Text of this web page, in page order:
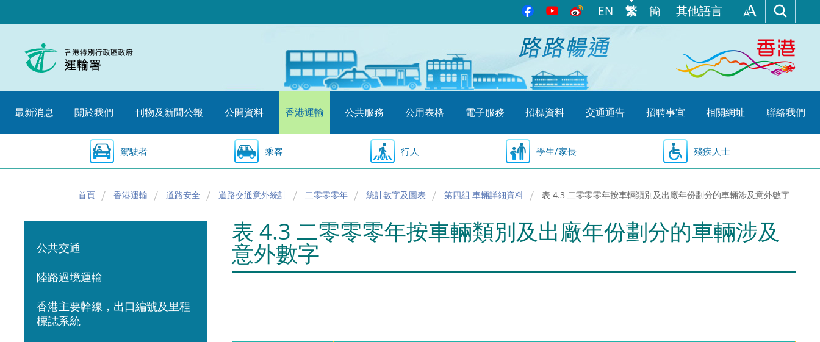
至
始
EN 繁 簡 其他語言
最新消息 關於我們 刊物及新聞公報 公開資料 香港運輸 公共服務 公用表格 電子服務 招標資料 交通通告 招聘事宜 相關網址 聯絡我們
駕駛者 乘客 行人 學生/家長 殘疾人士
首頁 香港運輸 道路安全 道路交通意外統計 二零零零年 統計數字及圖表 第四組 車輛詳細資料 表 4.3 二零零零年按車輛類別及出廠年份劃分的車輛涉及意外數字
公共交通
陸路過境運輸
香港主要幹線，出口編號及里程
標誌系統
表 4.3 二零零零年按車輛類別及出廠年份劃分的車輛涉及
意外數字